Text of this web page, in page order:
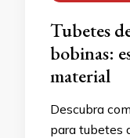
Tubetes
bobinas:
material
Descubra
para tubetes